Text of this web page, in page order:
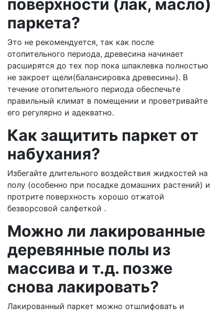
поверхности (лак, масло)
паркета?
Это не рекомендуется, так как после
отопительного периода, древесина начинает
расширятся до тех пор пока шпаклевка полностью
не закроет щели(балансировка древесины). В
течение отопительного периода обеспечьте
правильный климат в помещении и проветривайте
его регулярно и адекватно.
Как защитить паркет от
набухания?
Избегайте длительного воздействия жидкостей на
полу (особенно при посадке домашних растений) и
протрите поверхность хорошо отжатой
безворсовой салфеткой .
Можно ли лакированные
деревянные полы из
массива и т.д. позже
снова лакировать?
Лакированный паркет можно отшлифовать и